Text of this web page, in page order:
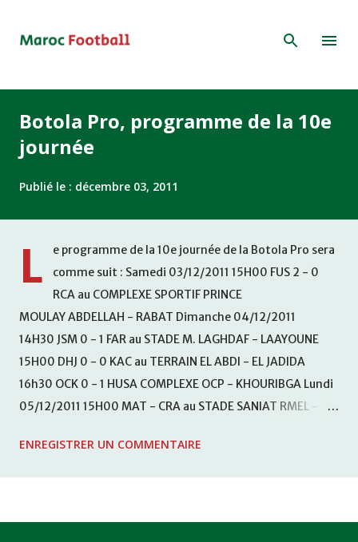
Botola Pro, programme de la 10e
journée
Publié le : décembre 03, 2011
L
e programme de la 10e journée de la Botola Pro sera
comme suit : Samedi 03/12/2011 15H00 FUS 2 - 0
RCA au COMPLEXE SPORTIF PRINCE
MOULAY ABDELLAH - RABAT Dimanche 04/12/2011
14H30 JSM 0 - 1 FAR au STADE M. LAGHDAF - LAAYOUNE
15H00 DHJ 0 - 0 KAC au TERRAIN EL ABDI - EL JADIDA
16h30 OCK 0 - 1 HUSA COMPLEXE OCP - KHOURIBGA Lundi
05/12/2011 15H00 MAT - CRA au STADE SANIAT RMEL -
KHEMISET Mardi 06/12/2011 15H00 WAF - OCS au
ENREGISTRER UN COMMENTAIRE